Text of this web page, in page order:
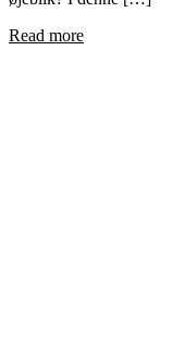
Read more